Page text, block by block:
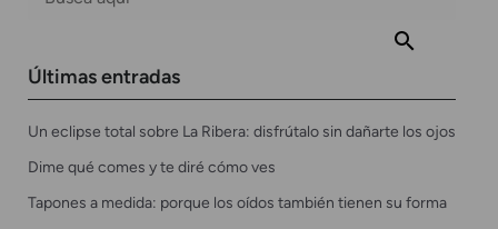
Últimas entradas
Un eclipse total sobre La Ribera: disfrútalo sin dañarte los ojos
Dime qué comes y te diré cómo ves
Tapones a medida: porque los oídos también tienen su forma